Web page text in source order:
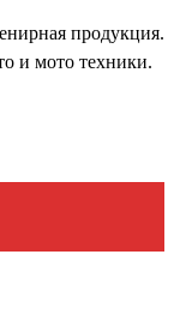
продукция.
и мото техники.